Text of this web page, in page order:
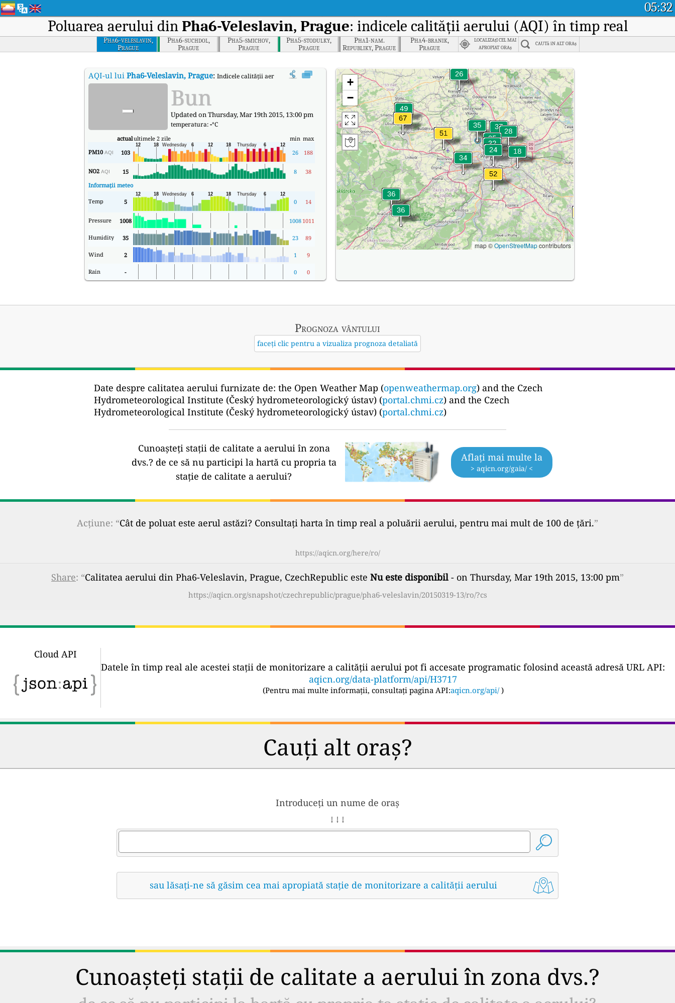
05:32
Poluarea aerului din Pha6-Veleslavin, Prague: indicele calității aerului (AQI) în timp real
Pha6-veleslavin,
Prague
Pha6-suchdol,
Prague
Pha5-smichov,
Prague
Pha5-stodulky,
Prague
Pha1-nam.
Republiky, Prague
Pha4-branik,
Prague
LOCALIZAțI CEL MAI
APROPIAT ORAș
CAUTă îN ALT ORAș
AQI-ul lui Pha6-Veleslavin, Prague: Indicele calității aerului (AQI) în timp real al lui Pha6-Veleslavin, Prague.
- Bun
Updated on Thursday, Mar 19th 2015, 13:00 pm
temperatura:-°C
actualultimele 2 zile min max
PM10 AQI 103 26 188
NO2 AQI 15 8
38
Informații meteo
Temp 5 0 14
Pressure 1008 1008 1011
Humidity 35 23 89
Wind 2 1 9
Rain - 0 0
+
−
map ©OpenStreetMapcontributors
Prognoza vântului
faceți clic pentru a vizualiza prognoza detaliată
Date despre calitatea aerului furnizate de: the Open Weather Map (openweathermap.org) and the Czech
Hydrometeorological Institute (Český hydrometeorologický ústav) (portal.chmi.cz) and the Czech
Hydrometeorological Institute (Český hydrometeorologický ústav) (portal.chmi.cz)
Cunoașteți stații de calitate a aerului în zona
dvs.? de ce să nu participi la hartă cu propria ta
stație de calitate a aerului?
Aflați mai multe la
> aqicn.org/gaia/ <
Acțiune: “Cât de poluat este aerul astăzi? Consultați harta în timp real a poluării aerului, pentru mai mult de 100 de țări.”
https://aqicn.org/here/ro/
Share: “Calitatea aerului din Pha6-Veleslavin, Prague, CzechRepublic este Nu este disponibil - on Thursday, Mar 19th 2015, 13:00 pm”
https://aqicn.org/snapshot/czechrepublic/prague/pha6-veleslavin/20150319-13/ro/?cs
Cloud API
Datele în timp real ale acestei stații de monitorizare a calității aerului pot fi accesate programatic folosind această adresă URL API:
aqicn.org/data-platform/api/H3717
(Pentru mai multe informații, consultați pagina API:aqicn.org/api/ )
Cauți alt oraș?
Introduceți un nume de oraș
↓ ↓ ↓
sau lăsați-ne să găsim cea mai apropiată stație de monitorizare a calității aerului
Cunoașteți stații de calitate a aerului în zona dvs.?